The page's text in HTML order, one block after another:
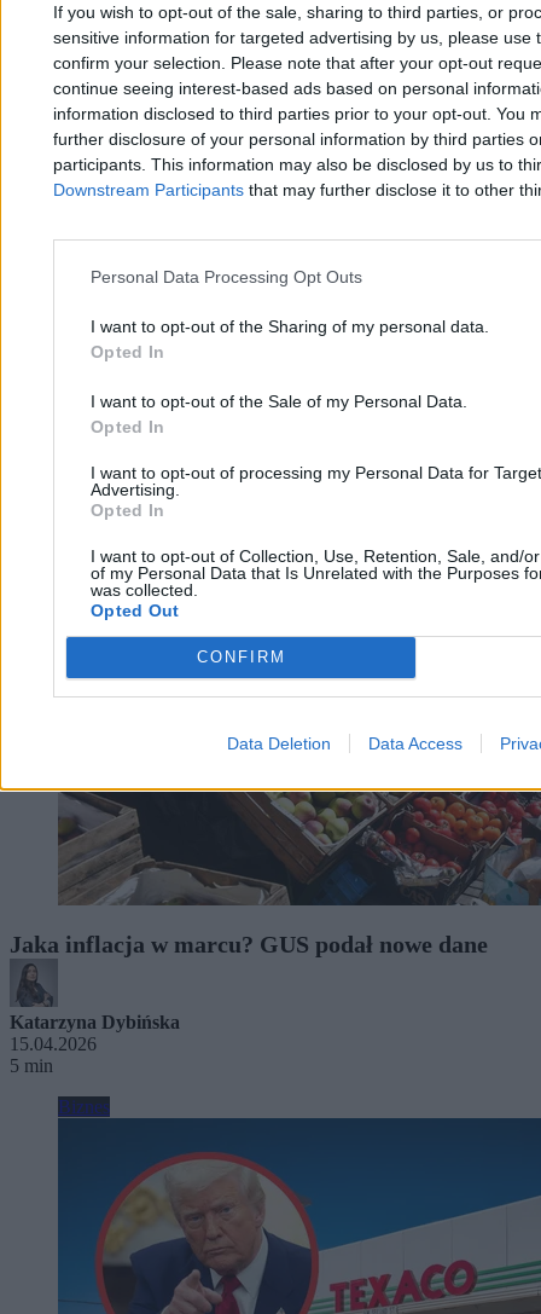
If you wish to opt-out of the sale, sharing to third parties, or
sensitive information for targeted advertising by us, please use
confirm your selection. Please note that after your opt-out
continue seeing interest-based ads based on personal
information disclosed to third parties prior to your opt-out. You
further disclosure of your personal information by third parties
participants. This information may also be disclosed by us to
Downstream Participants that may further disclose it to other
Personal Data Processing Opt Outs
I want to opt-out of the Sharing of my personal data.
Opted In
I want to opt-out of the Sale of my Personal Data.
Opted In
I want to opt-out of processing my Personal Data for
Advertising.
Opted In
I want to opt-out of Collection, Use, Retention, Sale, and/
of my Personal Data that Is Unrelated with the Purposes
was collected.
Opted Out
CONFIRM
Data Deletion Data Access
Zaporowe ceny polskich owoców i warzyw.
23.04.2026
Jaka inflacja w marcu? GUS podał nowe dane
Katarzyna Dybińska
15.04.2026
5 min
Biznes